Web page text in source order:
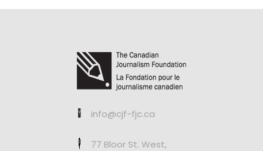
info@cjf-fjc.ca
77 Bloor St. West,